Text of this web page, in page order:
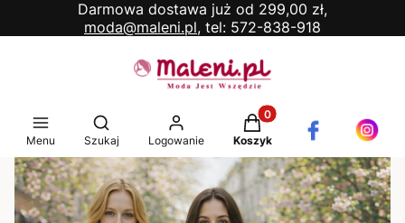
Darmowa dostawa już od 299,00 zł,
moda@maleni.pl, tel: 572-838-918
Menu
Otwórz wyszukiwarkę
Szukaj Logowanie
Produkty w koszyku: 0.
Koszyk